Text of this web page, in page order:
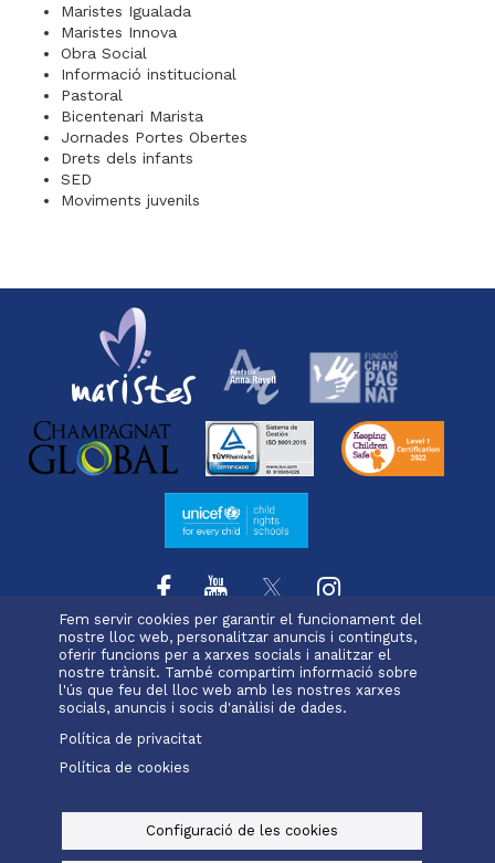
Maristes Igualada
Maristes Innova
Obra Social
Informació institucional
Pastoral
Bicentenari Marista
Jornades Portes Obertes
Drets dels infants
SED
Moviments juvenils
Fem servir cookies per garantir el funcionament del
nostre lloc web, personalitzar anuncis i continguts,
oferir funcions per a xarxes socials i analitzar el
nostre trànsit. També compartim informació sobre
l'ús que feu del lloc web amb les nostres xarxes
socials, anuncis i socis d'anàlisi de dades.
Política de privacitat
Política de cookies
Configuració de les cookies
Menu
footer
slc
L'escola Projecte educatiu
Oferta educativa
Serveis i extraescolars
Pastoral Matrícula
Alexia
Office 365